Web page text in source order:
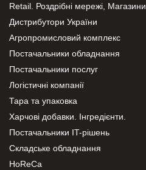
Retail. Роздрібні мережі, Магазини
Дистрибутори України
Агропромисловий комплекс
Постачальники обладнання
Постачальники послуг
Логістичні компанії
Тара та упаковка
Харчові добавки. Інгредієнти.
Постачальники IT-рішень
Складське обладнання
HoReCa